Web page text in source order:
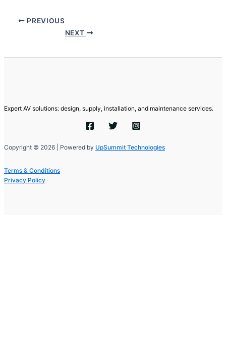
PREVIOUS
NEXT
Expert AV solutions: design, supply, installation, and maintenance services.
Copyright © 2026 | Powered by UpSummit Technologies
Terms & Conditions
Privacy Policy